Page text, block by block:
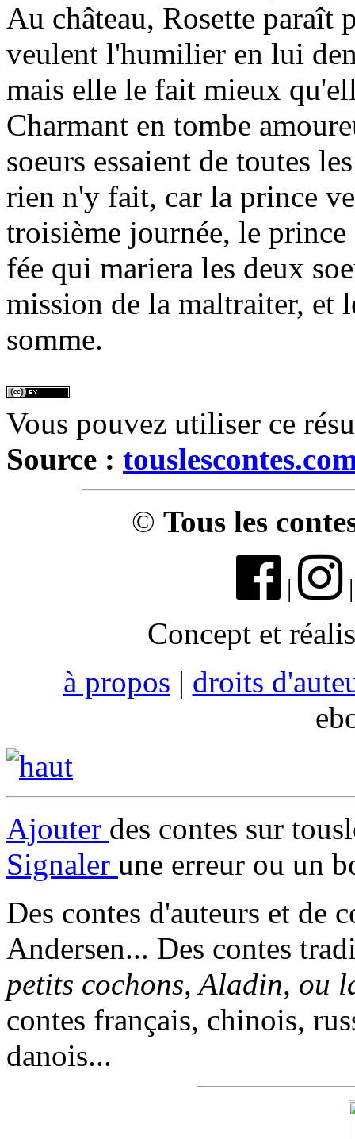
Au château, Rosette paraît
veulent l'humilier en lui
mais elle le fait mieux
Charmant en tombe
soeurs essaient de toutes
rien n'y fait, car la prince
troisième journée, le
fée qui mariera les deux
mission de la maltraiter, et
somme.
Vous pouvez utiliser ce
Source :
© Tous les
|
Concept et
à propos | droits
Ajouter des contes sur
Signaler une erreur ou un
Des contes d'auteurs et de
Andersen... Des contes
petits cochons, Aladin, ou
contes français, chinois,
danois...